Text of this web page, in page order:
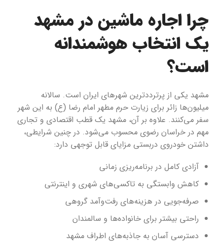
چرا اجاره ماشین در مشهد
یک انتخاب هوشمندانه
است؟
مشهد یکی از پرترددترین شهرهای ایران است. سالانه
میلیون‌ها زائر برای زیارت حرم مطهر امام رضا (ع) به این شهر
سفر می‌کنند. علاوه بر آن، مشهد یک قطب اقتصادی و تجاری
مهم در خراسان رضوی محسوب می‌شود. در چنین شرایطی،
داشتن خودروی دربستی مزایای قابل توجهی دارد:
آزادی کامل در برنامه‌ریزی زمانی
کاهش وابستگی به تاکسی‌های شهری و اینترنتی
صرفه‌جویی در هزینه‌های رفت‌وآمد گروهی
راحتی بیشتر برای خانواده‌ها و سالمندان
دسترسی آسان به جاذبه‌های اطراف مشهد